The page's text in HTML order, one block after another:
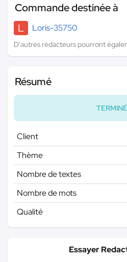
Commande destinée à
L
Loris-35750
D'autres rédacteurs pourront
Résumé
Client
Thème
Nombre de textes
Nombre de mots
Qualité
Essayer